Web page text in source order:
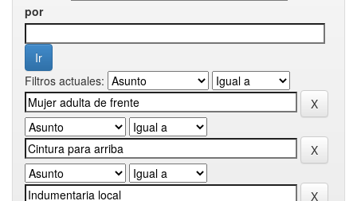
por
Filtros actuales: